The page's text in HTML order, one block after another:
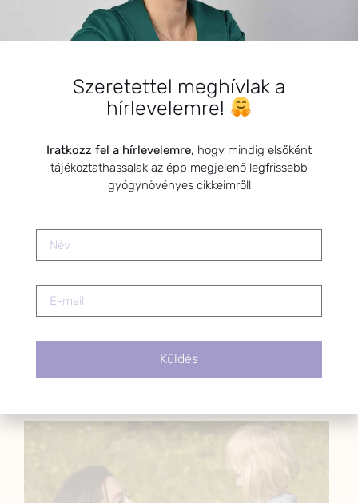
Öt tibeti rítus
Termékenység kézikönyve
Gyógynövények TUDATOS
Édesanyák kézikönyve
Szeretettel meghívlak a
hírlevelemre!
Iratkozz fel a hírlevelemre, hogy mindig elsőként
tájékoztathassalak az épp megjelenő legfrissebb
gyógynövényes cikkeimről!
Küldés